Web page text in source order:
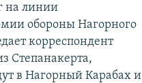
на линии
обороны Нагорного
корреспондент
Степанакерта,
в Нагорный Карабах и